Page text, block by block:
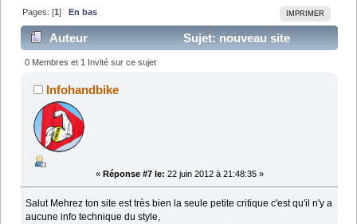
IMPRIMER
Pages: [1] En bas
Auteur
Sujet: nouveau site
handbike (Lu 9400 fois)
0 Membres et 1 Invité sur ce sujet
Infohandbike
« Réponse #7 le: 22 juin 2012 à 21:48:35 »
Salut Mehrez ton site est très bien la seule petite critique c'est qu'il n'y a
aucune info technique du style,